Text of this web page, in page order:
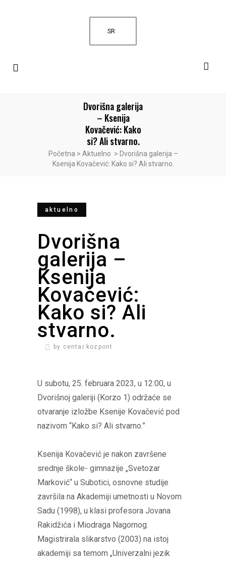
SR
Dvorišna galerija
– Ksenija
Kovačević: Kako
si? Ali stvarno.
Početna > Aktuelno > Dvorišna galerija –
Ksenija Kovačević: Kako si? Ali stvarno.
aktuelno
Dvorišna
galerija –
Ksenija
Kovačević:
Kako si? Ali
stvarno.
by centar.kozpont
U subotu, 25. februara 2023, u 12:00, u
Dvorišnoj galeriji (Korzo 1) održaće se
otvaranje izložbe Ksenije Kovačević pod
nazivom “Kako si? Ali stvarno.”
Ksenija Kovačević je nakon završene
srednje škole- gimnazije „Svetozar
Marković“ u Subotici, osnovne studije
završila na Akademiji umetnosti u Novom
Sadu (1998), u klasi profesora Jovana
Rakidžića i Miodraga Nagornog.
Magistrirala slikarstvo (2003) na istoj
akademiji sa temom „Univerzalni jezik